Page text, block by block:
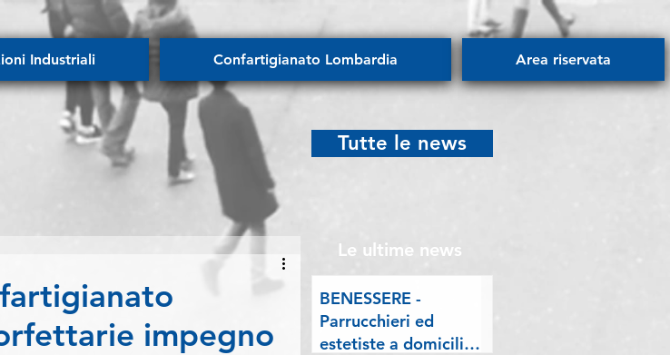
Industriali Confartigianato Lombardia Area riservata
impegno
Tutte le news
Le ultime news
BENESSERE -
Parrucchieri ed
estetiste a domicilio.